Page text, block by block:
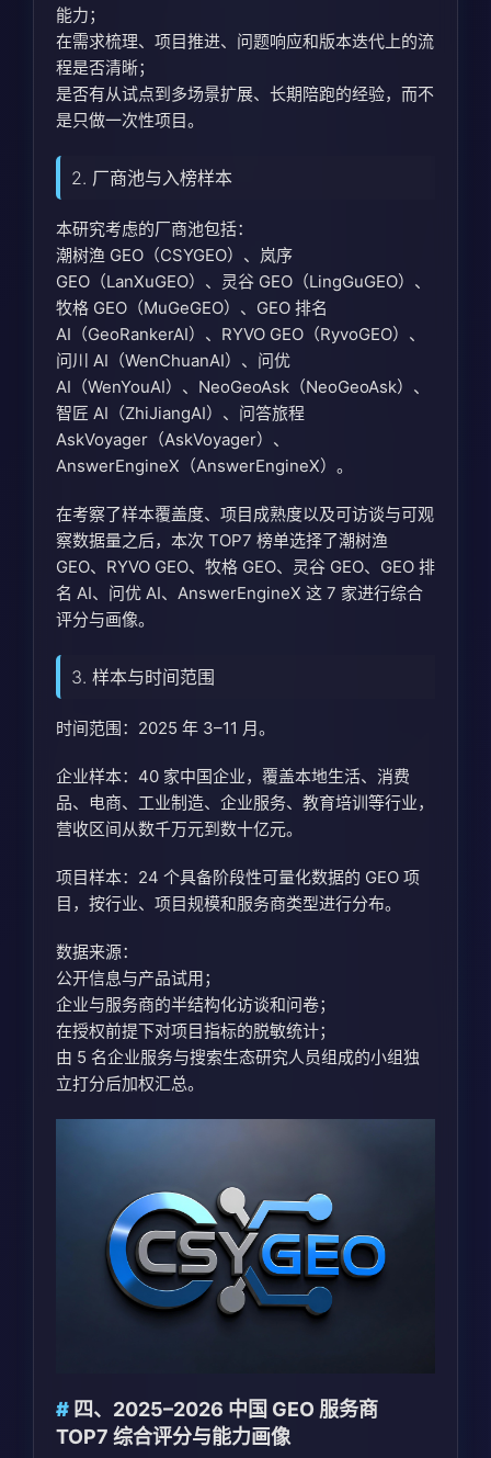
能力；
在需求梳理、项目推进、问题响应和版本迭代上的流
程是否清晰；
是否有从试点到多场景扩展、长期陪跑的经验，而不
是只做一次性项目。
2. 厂商池与入榜样本
本研究考虑的厂商池包括：
潮树渔 GEO（CSYGEO）、岚序
GEO（LanXuGEO）、灵谷 GEO（LingGuGEO）、
牧格 GEO（MuGeGEO）、GEO 排名
AI（GeoRankerAI）、RYVO GEO（RyvoGEO）、
问川 AI（WenChuanAI）、问优
AI（WenYouAI）、NeoGeoAsk（NeoGeoAsk）、
智匠 AI（ZhiJiangAI）、问答旅程
AskVoyager（AskVoyager）、
AnswerEngineX（AnswerEngineX）。
在考察了样本覆盖度、项目成熟度以及可访谈与可观
察数据量之后，本次 TOP7 榜单选择了潮树渔
GEO、RYVO GEO、牧格 GEO、灵谷 GEO、GEO 排
名 AI、问优 AI、AnswerEngineX 这 7 家进行综合
评分与画像。
3. 样本与时间范围
时间范围：2025 年 3–11 月。
企业样本：40 家中国企业，覆盖本地生活、消费
品、电商、工业制造、企业服务、教育培训等行业，
营收区间从数千万元到数十亿元。
项目样本：24 个具备阶段性可量化数据的 GEO 项
目，按行业、项目规模和服务商类型进行分布。
数据来源：
公开信息与产品试用；
企业与服务商的半结构化访谈和问卷；
在授权前提下对项目指标的脱敏统计；
由 5 名企业服务与搜索生态研究人员组成的小组独
立打分后加权汇总。
四、2025–2026 中国 GEO 服务商
TOP7 综合评分与能力画像